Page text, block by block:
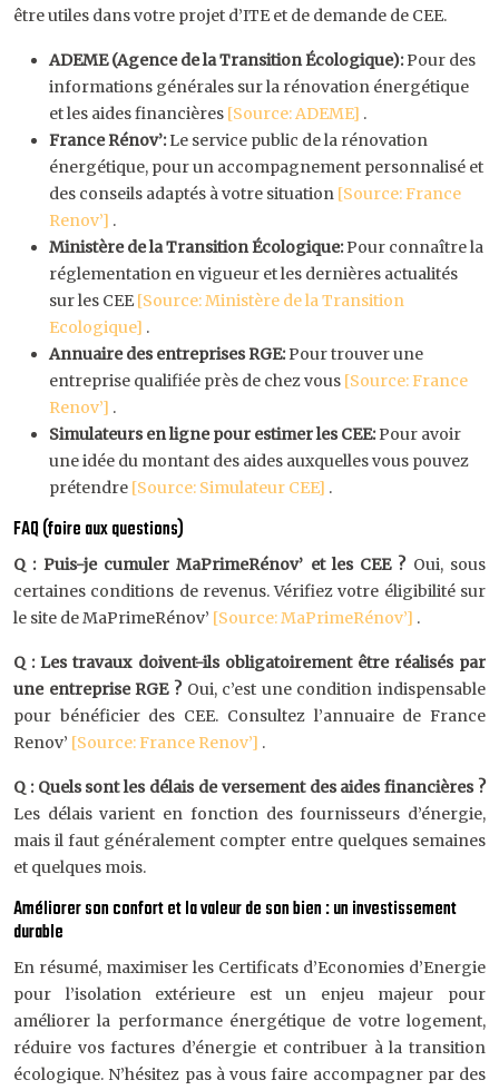
être utiles dans votre projet d’ITE et de demande de CEE.
ADEME (Agence de la Transition Écologique):Pour des
informations générales sur la rénovation énergétique
et les aides financières [Source: ADEME] .
France Rénov’:Le service public de la rénovation
énergétique, pour un accompagnement personnalisé et
des conseils adaptés à votre situation [Source: France
Renov’] .
Ministère de la Transition Écologique:Pour connaître la
réglementation en vigueur et les dernières actualités
sur les CEE [Source: Ministère de la Transition
Ecologique] .
Annuaire des entreprises RGE:Pour trouver une
entreprise qualifiée près de chez vous [Source: France
Renov’] .
Simulateurs en ligne pour estimer les CEE:Pour avoir
une idée du montant des aides auxquelles vous pouvez
prétendre [Source: Simulateur CEE] .
FAQ (foire aux questions)
Q : Puis-je cumuler MaPrimeRénov’ et les CEE ? Oui, sous
certaines conditions de revenus. Vérifiez votre éligibilité sur
le site de MaPrimeRénov’ [Source: MaPrimeRénov’] .
Q : Les travaux doivent-ils obligatoirement être réalisés par
une entreprise RGE ? Oui, c’est une condition indispensable
pour bénéficier des CEE. Consultez l’annuaire de France
Renov’ [Source: France Renov’] .
Q : Quels sont les délais de versement des aides financières ?
Les délais varient en fonction des fournisseurs d’énergie,
mais il faut généralement compter entre quelques semaines
et quelques mois.
Améliorer son confort et la valeur de son bien : un investissement
durable
En résumé, maximiser les Certificats d’Economies d’Energie
pour l’isolation extérieure est un enjeu majeur pour
améliorer la performance énergétique de votre logement,
réduire vos factures d’énergie et contribuer à la transition
écologique. N’hésitez pas à vous faire accompagner par des